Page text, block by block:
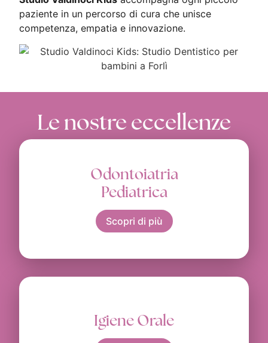
paziente in un percorso di cura che unisce
competenza, empatia e innovazione.
Le nostre eccellenze
Odontoiatria
Pediatrica
Scopri di più
Igiene Orale